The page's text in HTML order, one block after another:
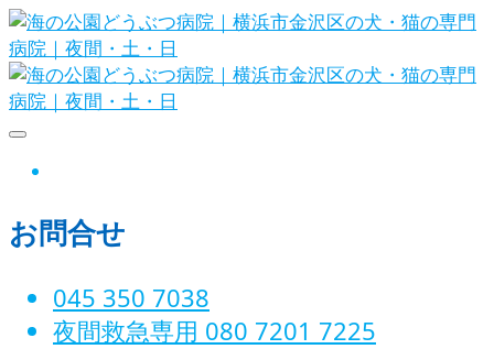
Skip
to
content
日
お問合せ
045 350 7038‬
夜間救急専用 080 7201 7225‬